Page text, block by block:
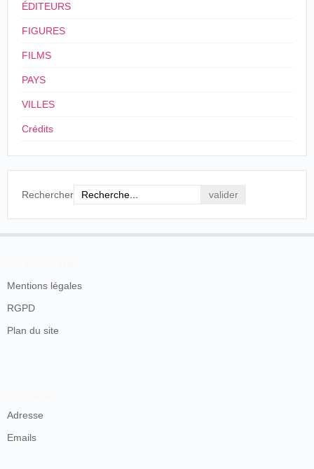
ÉDITEURS
FIGURES
FILMS
PAYS
VILLES
Crédits
Rechercher
Mentions légales
RGPD
Plan du site
Adresse
Emails